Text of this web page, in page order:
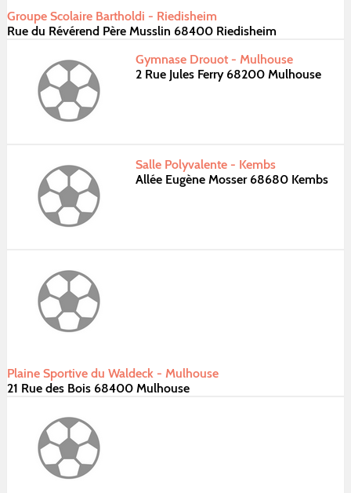
Groupe Scolaire Bartholdi - Riedisheim
Rue du Révérend Père Musslin 68400 Riedisheim
Gymnase Drouot - Mulhouse
2 Rue Jules Ferry 68200 Mulhouse
Salle Polyvalente - Kembs
Allée Eugène Mosser 68680 Kembs
Plaine Sportive du Waldeck - Mulhouse
21 Rue des Bois 68400 Mulhouse